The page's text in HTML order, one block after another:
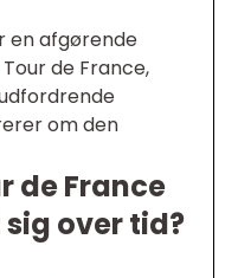
en afgørende
de France,
om den
de France
over tid?